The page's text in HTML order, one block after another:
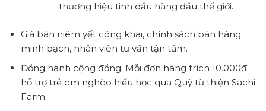
thương hiệu tinh dầu hàng đầu thế giới.
Giá bán niêm yết công khai, chính sách bán hàng
minh bạch, nhân viên tư vấn tận tâm.
Đồng hành cộng đồng: Mỗi đơn hàng trích 10.000đ
hỗ trợ trẻ em nghèo hiếu học qua Quỹ từ thiện Sachi
Farm.